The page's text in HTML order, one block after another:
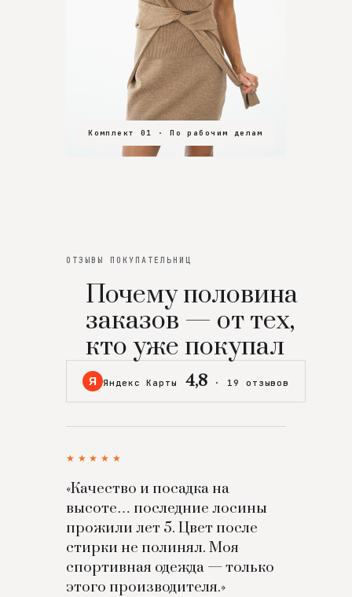
Комплект 01 · По рабочим делам
Комплект 02 · В зал
Комплект 03 · На особенный вечер
ОТЗЫВЫ ПОКУПАТЕЛЬНИЦ
Почему половина
заказов — от тех,
кто уже покупал
Я Яндекс Карты 4,8 · 19 отзывов
★★★★★
«Качество и посадка на
высоте… последние лосины
прожили лет 5. Цвет после
стирки не полинял. Моя
спортивная одежда — только
этого производителя.»